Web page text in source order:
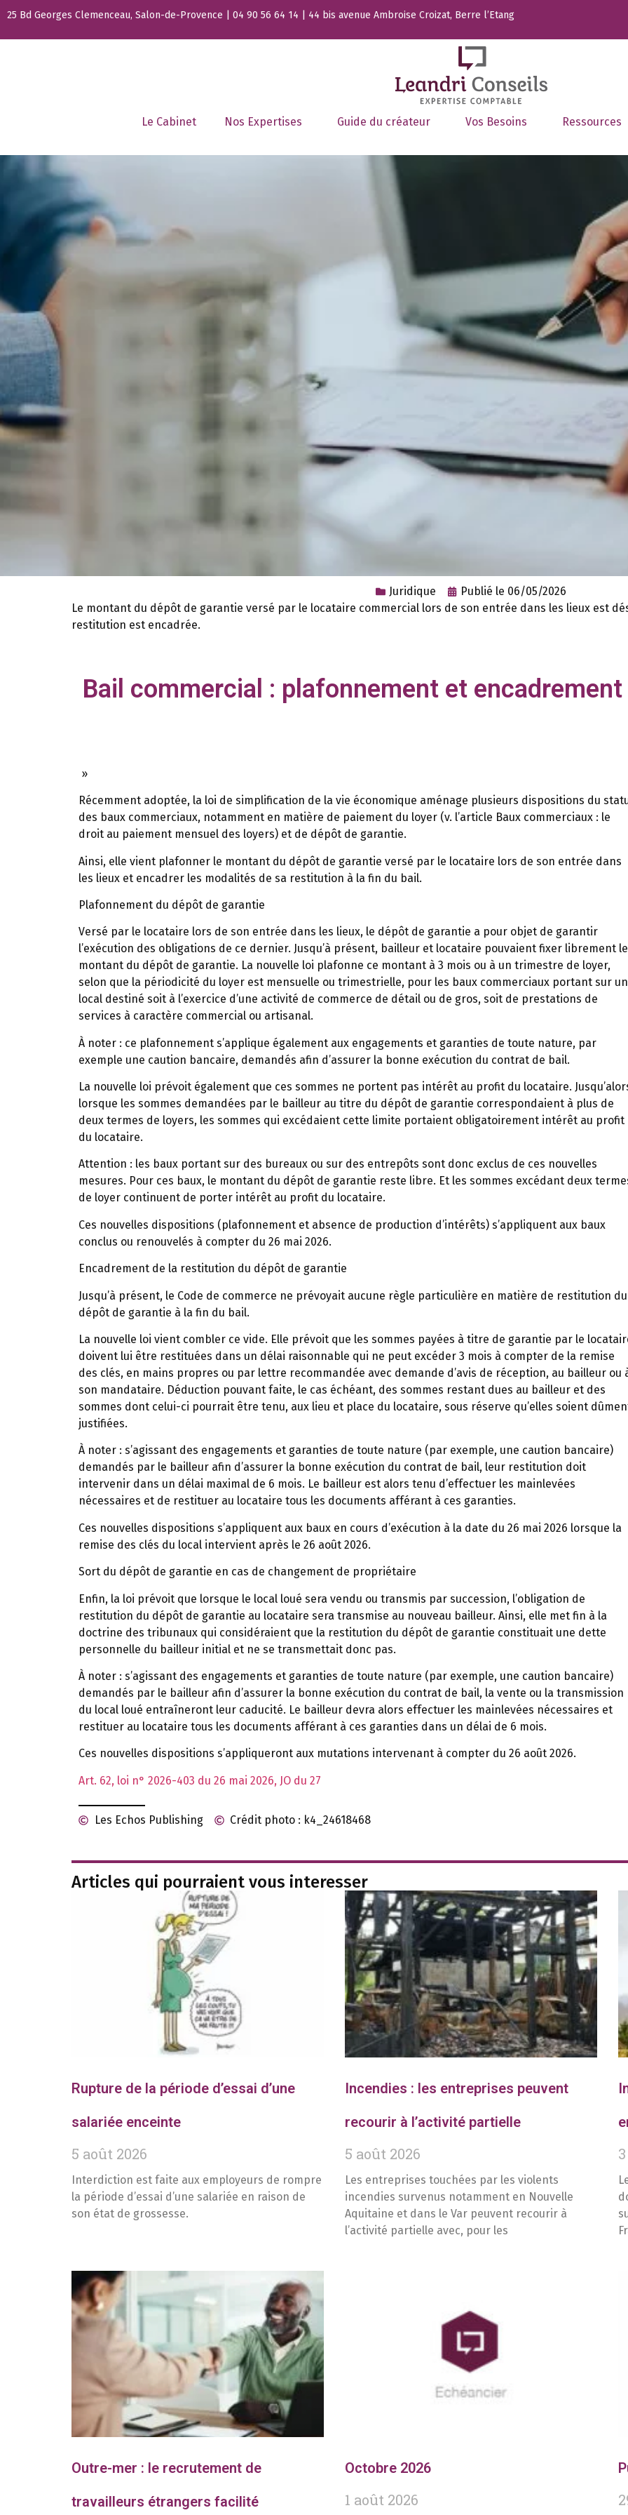
25 Bd Georges Clemenceau, Salon-de-Provence | 04 90 56 64 14 | 44 bis avenue Ambroise Croizat, Berre l’Etang
Le Cabinet Nos Expertises Guide du créateur Vos Besoins Ressources
Juridique Publié le 06/05/2026
Le montant du dépôt de garantie versé par le locataire commercial lors de son entrée dans les lieux est
restitution est encadrée.
Bail commercial : plafonnement et
»
Récemment adoptée, la loi de simplification de la vie économique aménage plusieurs dispositions du
des baux commerciaux, notamment en matière de paiement du loyer (v. l’article Baux commerciaux : le
droit au paiement mensuel des loyers) et de dépôt de garantie.
Ainsi, elle vient plafonner le montant du dépôt de garantie versé par le locataire lors de son entrée dans
les lieux et encadrer les modalités de sa restitution à la fin du bail.
Plafonnement du dépôt de garantie
Versé par le locataire lors de son entrée dans les lieux, le dépôt de garantie a pour objet de garantir
l’exécution des obligations de ce dernier. Jusqu’à présent, bailleur et locataire pouvaient fixer librement le
montant du dépôt de garantie. La nouvelle loi plafonne ce montant à 3 mois ou à un trimestre de loyer,
selon que la périodicité du loyer est mensuelle ou trimestrielle, pour les baux commerciaux portant sur un
local destiné soit à l’exercice d’une activité de commerce de détail ou de gros, soit de prestations de
services à caractère commercial ou artisanal.
À noter : ce plafonnement s’applique également aux engagements et garanties de toute nature, par
exemple une caution bancaire, demandés afin d’assurer la bonne exécution du contrat de bail.
La nouvelle loi prévoit également que ces sommes ne portent pas intérêt au profit du locataire.
lorsque les sommes demandées par le bailleur au titre du dépôt de garantie correspondaient à plus de
deux termes de loyers, les sommes qui excédaient cette limite portaient obligatoirement intérêt au profit
du locataire.
Attention : les baux portant sur des bureaux ou sur des entrepôts sont donc exclus de ces nouvelles
mesures. Pour ces baux, le montant du dépôt de garantie reste libre. Et les sommes excédant deux
de loyer continuent de porter intérêt au profit du locataire.
Ces nouvelles dispositions (plafonnement et absence de production d’intérêts) s’appliquent aux baux
conclus ou renouvelés à compter du 26 mai 2026.
Encadrement de la restitution du dépôt de garantie
Jusqu’à présent, le Code de commerce ne prévoyait aucune règle particulière en matière de restitution du
dépôt de garantie à la fin du bail.
La nouvelle loi vient combler ce vide. Elle prévoit que les sommes payées à titre de garantie par le
doivent lui être restituées dans un délai raisonnable qui ne peut excéder 3 mois à compter de la remise
des clés, en mains propres ou par lettre recommandée avec demande d’avis de réception, au bailleur ou
son mandataire. Déduction pouvant faite, le cas échéant, des sommes restant dues au bailleur et des
sommes dont celui-ci pourrait être tenu, aux lieu et place du locataire, sous réserve qu’elles soient
justifiées.
À noter : s’agissant des engagements et garanties de toute nature (par exemple, une caution bancaire)
demandés par le bailleur afin d’assurer la bonne exécution du contrat de bail, leur restitution doit
intervenir dans un délai maximal de 6 mois. Le bailleur est alors tenu d’effectuer les mainlevées
nécessaires et de restituer au locataire tous les documents afférant à ces garanties.
Ces nouvelles dispositions s’appliquent aux baux en cours d’exécution à la date du 26 mai 2026 lorsque la
remise des clés du local intervient après le 26 août 2026.
Sort du dépôt de garantie en cas de changement de propriétaire
Enfin, la loi prévoit que lorsque le local loué sera vendu ou transmis par succession, l’obligation de
restitution du dépôt de garantie au locataire sera transmise au nouveau bailleur. Ainsi, elle met fin à la
doctrine des tribunaux qui considéraient que la restitution du dépôt de garantie constituait une dette
personnelle du bailleur initial et ne se transmettait donc pas.
À noter : s’agissant des engagements et garanties de toute nature (par exemple, une caution bancaire)
demandés par le bailleur afin d’assurer la bonne exécution du contrat de bail, la vente ou la transmission
du local loué entraîneront leur caducité. Le bailleur devra alors effectuer les mainlevées nécessaires et
restituer au locataire tous les documents afférant à ces garanties dans un délai de 6 mois.
Ces nouvelles dispositions s’appliqueront aux mutations intervenant à compter du 26 août 2026.
Art. 62, loi n° 2026-403 du 26 mai 2026, JO du 27
Les Echos Publishing Crédit photo : k4_24618468
Articles qui pourraient vous interesser
Rupture de la période d’essai d’une
salariée enceinte
5 août 2026
Interdiction est faite aux employeurs de rompre
la période d’essai d’une salariée en raison de
son état de grossesse.
Incendies : les entreprises peuvent
recourir à l’activité partielle
5 août 2026
Les entreprises touchées par les violents
incendies survenus notamment en Nouvelle
Aquitaine et dans le Var peuvent recourir à
l’activité partielle avec, pour les
Outre-mer : le recrutement de
travailleurs étrangers facilité
Octobre 2026
1 août 2026